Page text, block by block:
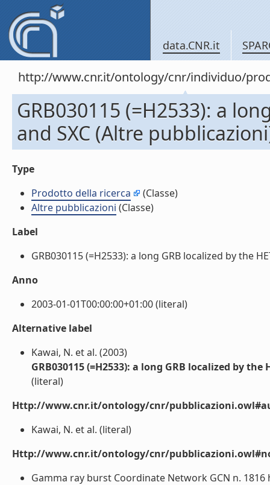
data.CNR.it
http://www.cnr.it/ontology/cnr/individuo/
GRB030115 (=H2533): a
and SXC (Altre
Type
Prodotto della ricerca
(Classe)
Altre pubblicazioni (Classe)
Label
GRB030115 (=H2533): a long GRB localized by the
Anno
2003-01-01T00:00:00+01:00 (literal)
Alternative label
Kawai, N. et al. (2003)
GRB030115 (=H2533): a long GRB localized by the
(literal)
Http://www.cnr.it/ontology/cnr/
Kawai, N. et al. (literal)
Http://www.cnr.it/ontology/cnr/
Gamma ray burst Coordinate Network GCN n.